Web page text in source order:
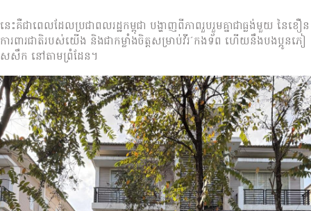
នេះគឺជាពេលដែលប្រជាពលរដ្ឋកម្ពុជា បង្ហាញពីភាពរួបរួមគ្នាជាធ្លង់មួយ នៃខឿន
ការពារជាតិរបស់យើង និងជាកម្លាំងចិត្តសម្រាប់វីរ´កងទ័ព ហើយនឹងបងប្អូនភៀ
សសឹក នៅតាមព្រំដែន។